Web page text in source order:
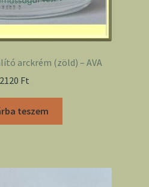
arckrém (zöld) – AVA
2120 Ft
teszem